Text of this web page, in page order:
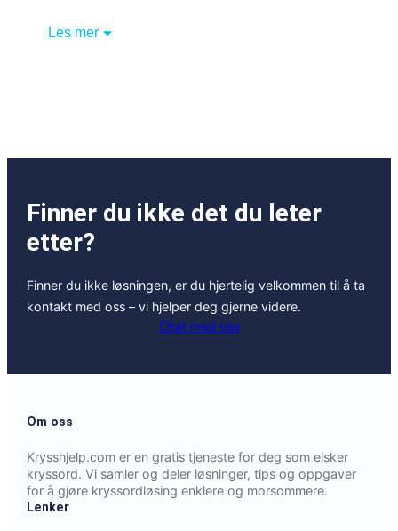
Les mer
Finner du ikke det du leter
etter?
Finner du ikke løsningen, er du hjertelig velkommen til å ta
kontakt med oss – vi hjelper deg gjerne videre.
Chat med oss
Om oss
Krysshjelp.com er en gratis tjeneste for deg som elsker
kryssord. Vi samler og deler løsninger, tips og oppgaver
for å gjøre kryssordløsing enklere og morsommere.
Lenker